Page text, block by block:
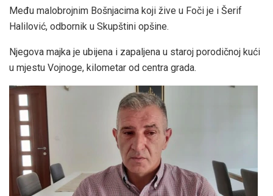
Među malobrojnim Bošnjacima koji žive u Foči je i Šerif
Halilović, odbornik u Skupštini opšine.
Njegova majka je ubijena i zapaljena u staroj porodičnoj kući
u mjestu Vojnoge, kilometar od centra grada.